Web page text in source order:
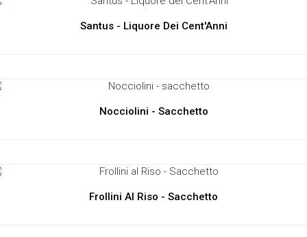
Santus - Liquore Dei Cent'Anni
Nocciolini - Sacchetto
Frollini Al Riso - Sacchetto